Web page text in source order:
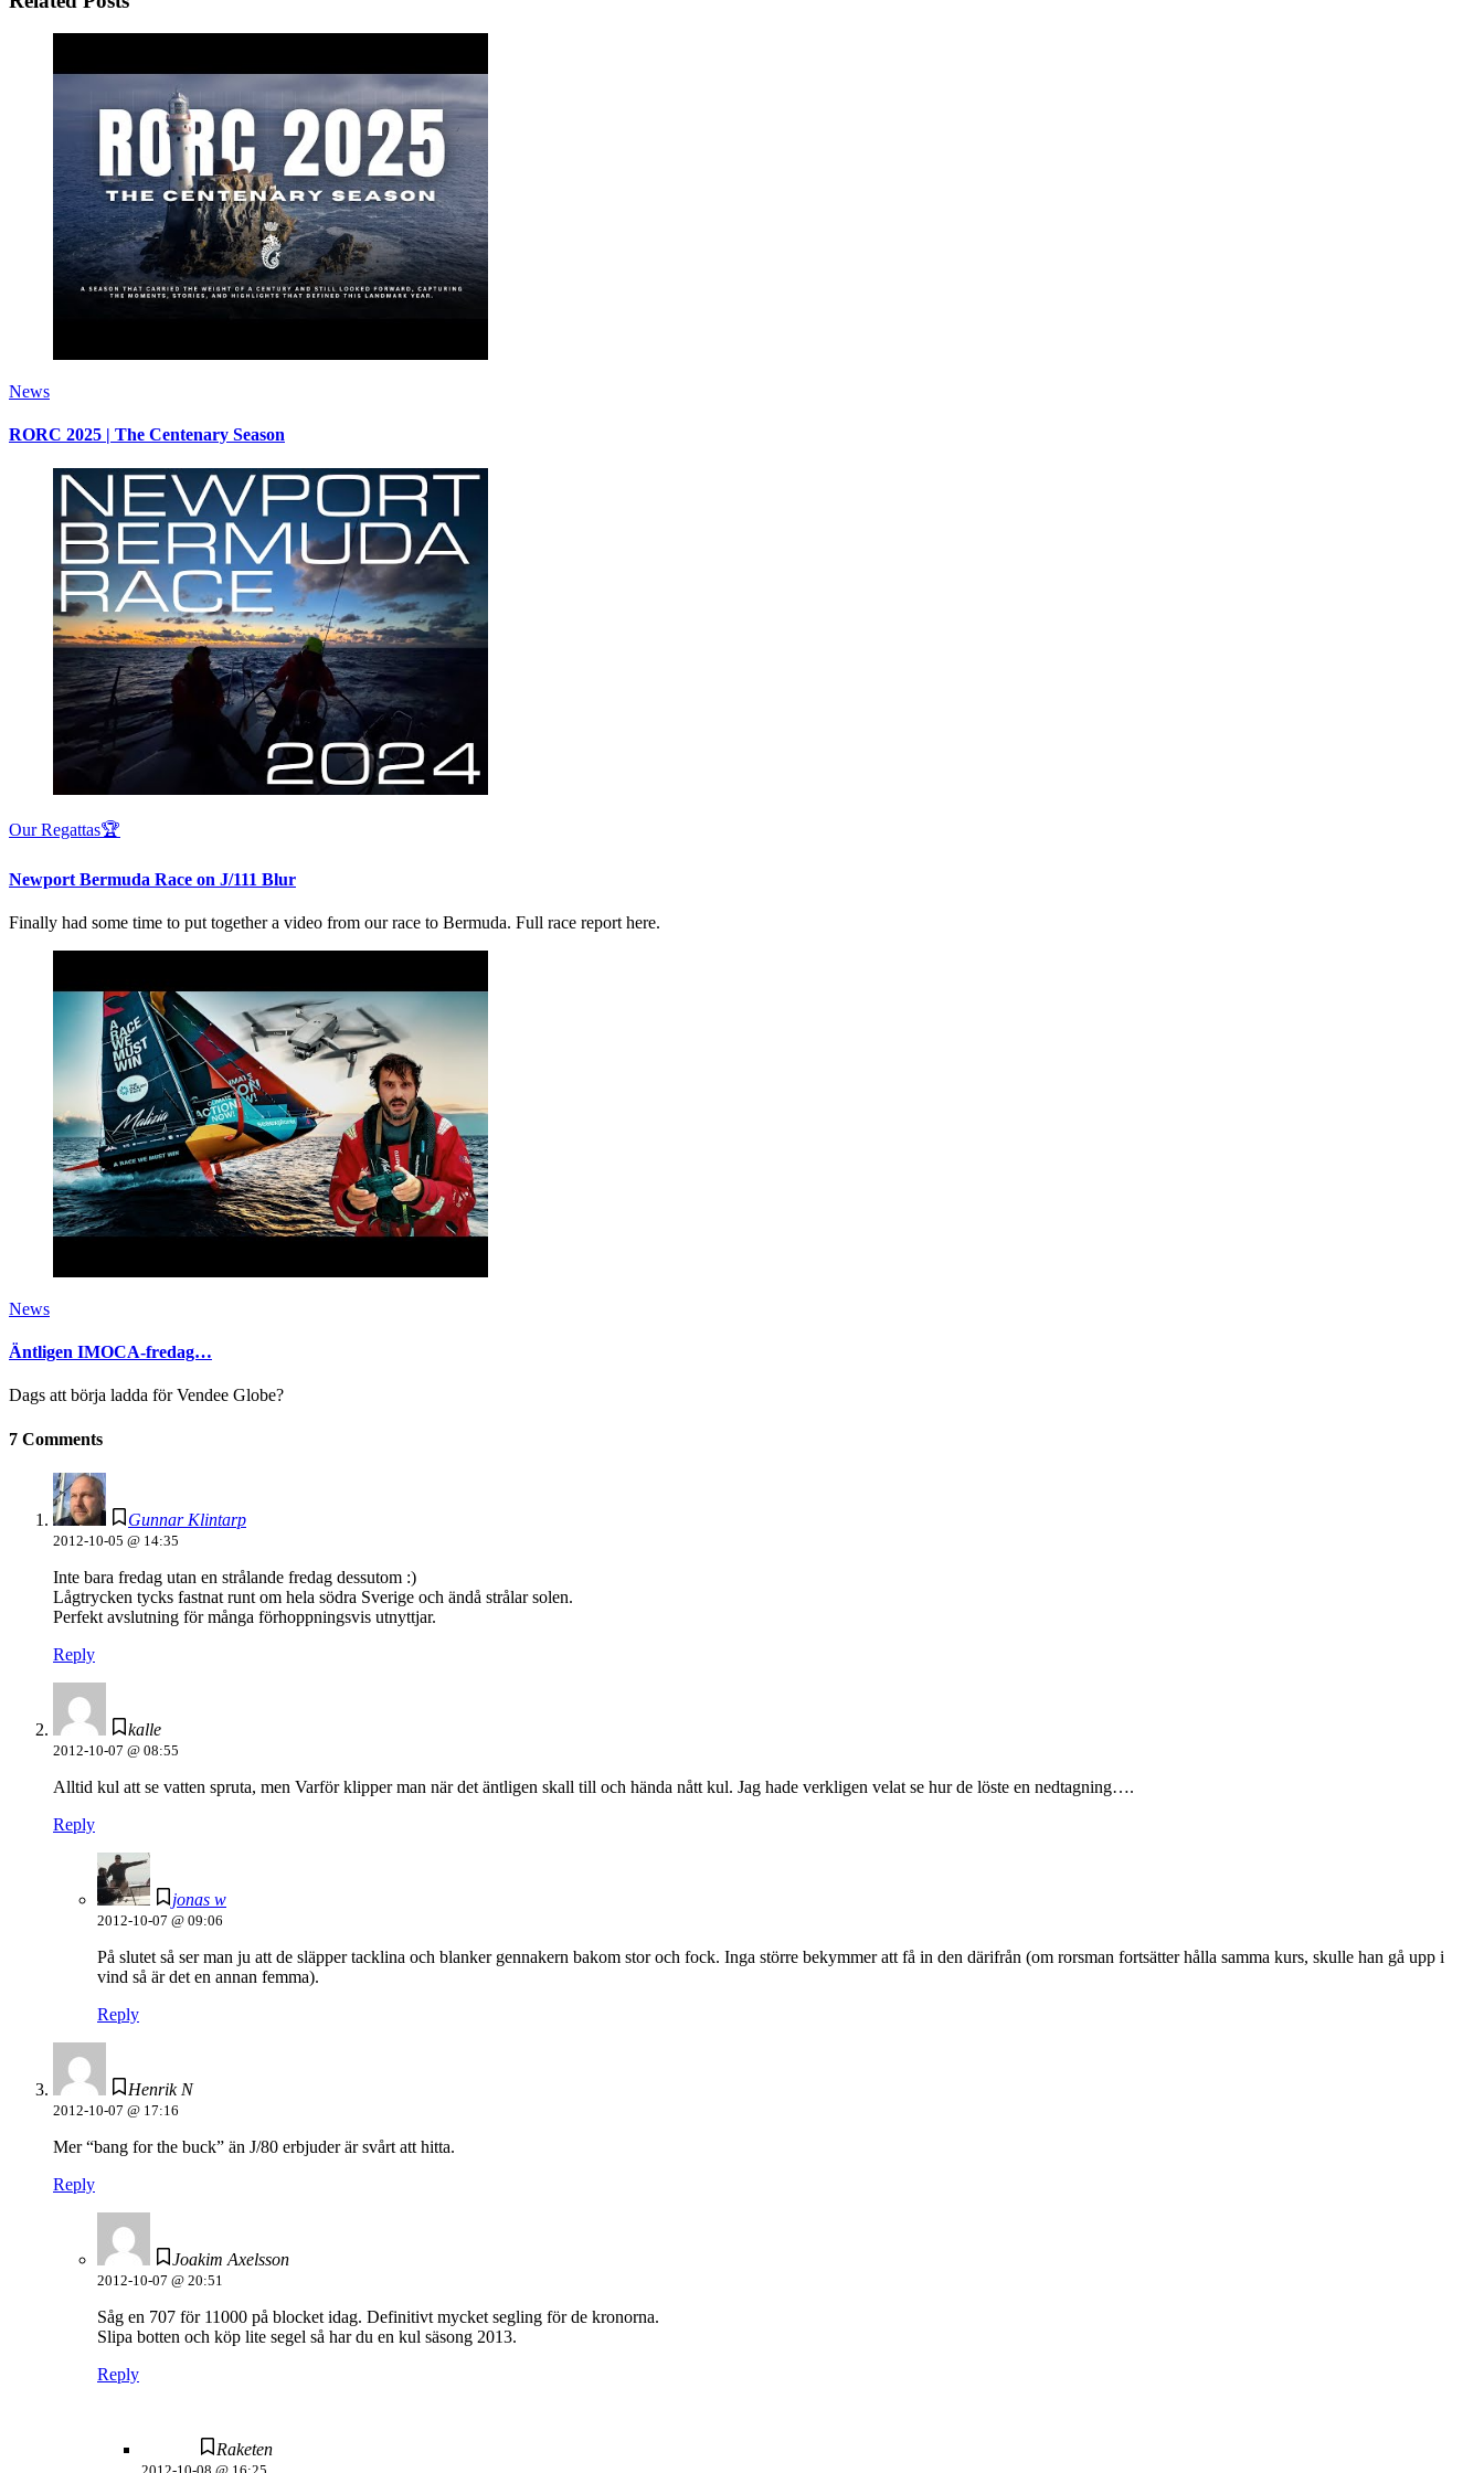
News
RORC 2025 | The Centenary Season
Our Regattas🏆
Newport Bermuda Race on J/111 Blur
Finally had some time to put together a video from our race to Bermuda. Full race report here.
News
Äntligen IMOCA-fredag…
Dags att börja ladda för Vendee Globe?
7 Comments
Gunnar Klintarp
2012-10-05 @ 14:35
Inte bara fredag utan en strålande fredag dessutom :)
Lågtrycken tycks fastnat runt om hela södra Sverige och ändå strålar solen.
Perfekt avslutning för många förhoppningsvis utnyttjar.
Reply
kalle
2012-10-07 @ 08:55
Alltid kul att se vatten spruta, men Varför klipper man när det äntligen skall till och hända nått kul. Jag hade verkligen velat se hur de löste en nedtagning….
Reply
jonas w
2012-10-07 @ 09:06
På slutet så ser man ju att de släpper tacklina och blanker gennakern bakom stor och fock. Inga större bekymmer att få in den därifrån (om rorsman fortsätter hålla samma kurs, skulle han gå upp i
vind så är det en annan femma).
Reply
Henrik N
2012-10-07 @ 17:16
Mer “bang for the buck” än J/80 erbjuder är svårt att hitta.
Reply
Joakim Axelsson
2012-10-07 @ 20:51
Såg en 707 för 11000 på blocket idag. Definitivt mycket segling för de kronorna.
Slipa botten och köp lite segel så har du en kul säsong 2013.
Reply
Raketen